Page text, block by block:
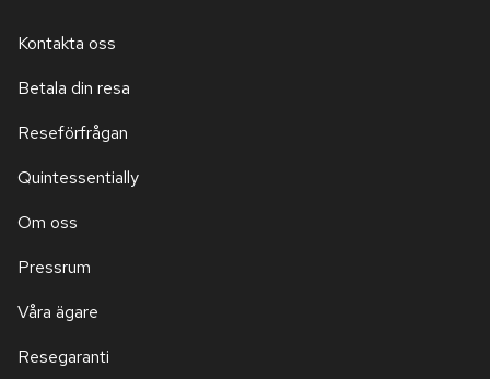
Kontakta oss
Betala din resa
Reseförfrågan
Quintessentially
Om oss
Pressrum
Våra ägare
Resegaranti